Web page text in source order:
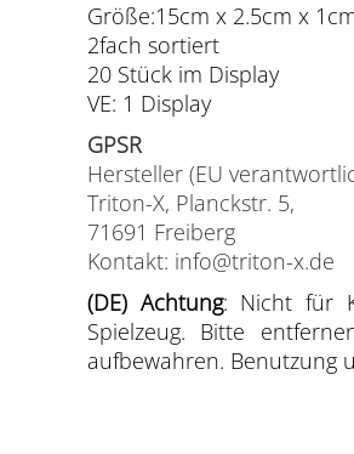
Größe:15cm x 2.5cm x
2fach sortiert
20 Stück im Display
VE: 1 Display
GPSR
Hersteller (EU
Triton-X, Planckstr. 5,
71691 Freiberg
Kontakt: info@triton-x.de
(DE) Achtung: Nicht für
Spielzeug. Bitte
aufbewahren. Benutzung